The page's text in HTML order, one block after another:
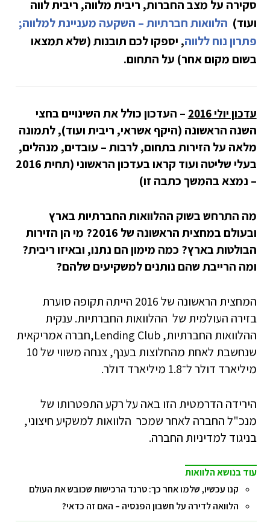
סקירה על מצב החברות, ריבית מלווה, ריבית לווה
ועוד) הלוואות חברתיות – השקעה מעניינת למלווה;
פתרון נוח ללווה, יספקו לכם תובנות (שלא תמצאו
בשום מקום אחר) על התחום.
עדכון יולי 2016
– העדכון כולל את השינויים בחצי
השנה הראשונה (היקף אשראי, ריבית ועוד), לתמונה
מלאה על הזירות בתחום, לרבות – עובדים, מנהלים,
בעלי שליטה ועוד קראו בעדכון הראשוני (תחית 2016
– נמצא בהמשך כתבה זו)
מה התרחש בשוק ההלוואות החברתיות בארץ
ובעולם במחצית הראשונה של 2016? מי הן הזירות
הבולטות בארץ? כמה מימון הם נתנו, ובאיזו ריבית?
ומה הרייבת שהם נותנים למשקיעים שלהם?
המחצית הראשונה של 2016 הייתה תקופה סוערת
בזירה העולמית של ההלוואות החברתיות. ענקית
ההלוואות החברתיות, Lending Club,חברה אמריקאית
שנחשבת לאחת מהחלוצות בענף, צנחה משווי של 10
מיליארד דולר ל־1.8 מיליארד דולר.
הירידה הדרמטית הזו באה על רקע התפטרותו של
מנכ"ל החברה לאחר שמכר הלוואות למשקיע חיצוני,
בניגוד למדיניות החברה.
עוד בנושא הלוואות
קנו עכשיו, שלמו אחר כך: טרנד הרכישות שכובש את העולם
הלוואה לדירה על חשבון הפנסיה – האם זה כדאי?